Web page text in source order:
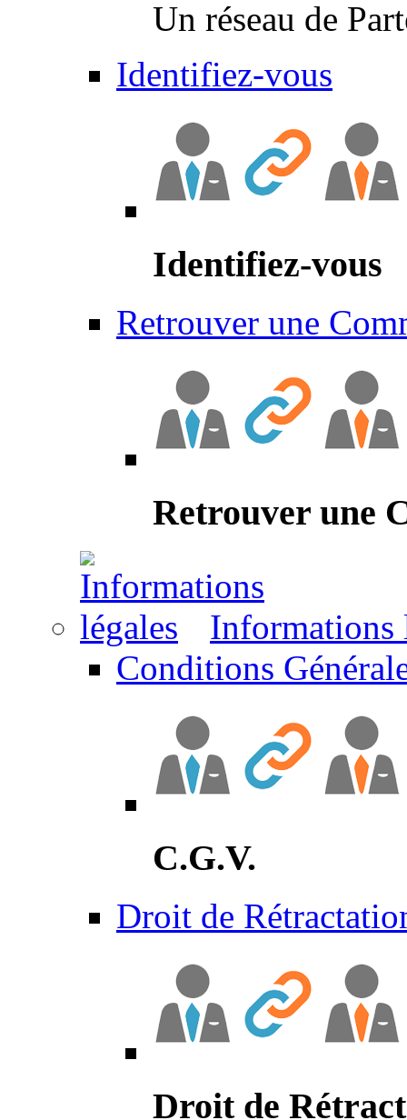
Un réseau de
Identifiez-vous
Identifiez-vous
Retrouver une
Retrouver une
Informations
Conditions
C.G.V.
Droit de
Droit de